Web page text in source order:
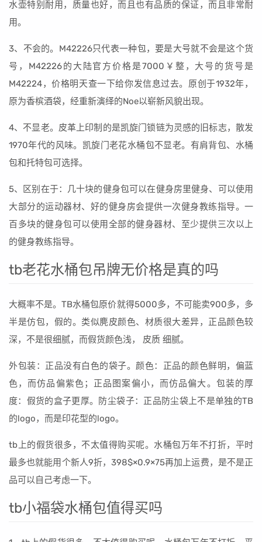
水壶特别耐用，质量也好，而且也有品质的保证，而且非常耐
用。
3、不会的。M42226只代表一种包，要是大号就不会是这个货
号，M42226的大陆官方价格是7000￥整，大号的货号是
M42224，价格明天查一下给你发信息过去。原创于1932年，
原为香槟酒袋，经重新演绎的Noe以崭新风貌出现。
4、不显老。皮革上印制的是凯旋门锁链为灵感的旧标志，散发
1970年代的风味。凯旋门老花水桶包不显老。有肩背包、水桶
包和托特包可选择。
5、区别在于：几十块的健身包可以在健身房里健身、可以使用
大部分的运动器材、好的健身房会提供一次健身教练指导。一
百多块的健身包可以使用全部的健身器材、至少提供三次以上
的健身教练指导。
tb老花水桶包吊牌无价格是真的吗
大概率不是。TB水桶包原价就得5000多，不可能卖900多，多
半是仿包，假的。类似麂皮颜色、材质很大差异，正品颜色较
深，不是很细腻，而假货颜色浅， 皮质 细腻。
外包装：正品没有白色的袋子。颜色：正品的颜色鲜明，偏蓝
色，而仿品偏紫色；正品图案偏小，而仿品偏大。包装的厚
度：假货的盒子更厚。防尘袋子：正品防尘袋上不是单独的TB
的logo，而是印花型的logo。
tb上的假货很多，不太值得购买呢。水桶包万年不打折，平时
最多也就能用个新人9折，398$×0.9×75再加上运费，是不是正
品可以自己考虑一下。
tb小福袋水桶包值得买吗